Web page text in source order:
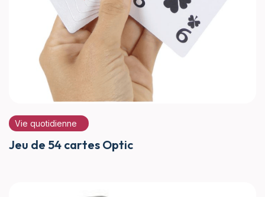
Vie quotidienne
Jeu de 54 cartes Optic